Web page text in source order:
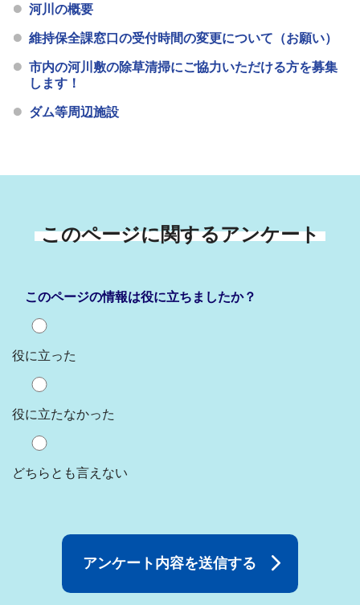
河川の概要
維持保全課窓口の受付時間の変更について（お願い）
市内の河川敷の除草清掃にご協力いただける方を募集
します！
ダム等周辺施設
このページに関するアンケート
このページの情報は役に立ちましたか？
役に立った
役に立たなかった
どちらとも言えない